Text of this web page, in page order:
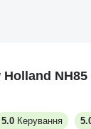
Holland NH85
5.0 Керування